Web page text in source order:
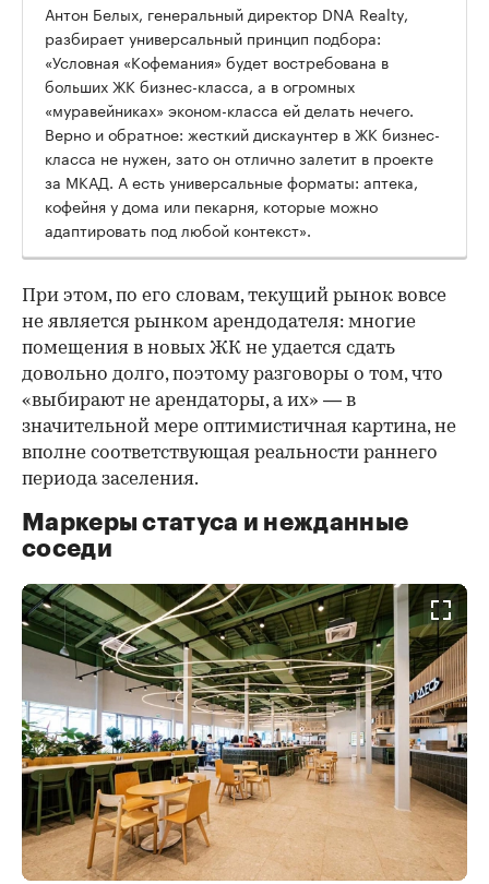
Антон Белых, генеральный директор DNA Realty,
разбирает универсальный принцип подбора:
«Условная «Кофемания» будет востребована в
больших ЖК бизнес-класса, а в огромных
«муравейниках» эконом-класса ей делать нечего.
Верно и обратное: жесткий дискаунтер в ЖК бизнес-
класса не нужен, зато он отлично залетит в проекте
за МКАД. А есть универсальные форматы: аптека,
кофейня у дома или пекарня, которые можно
адаптировать под любой контекст».
При этом, по его словам, текущий рынок вовсе
не является рынком арендодателя: многие
помещения в новых ЖК не удается сдать
довольно долго, поэтому разговоры о том, что
«выбирают не арендаторы, а их» — в
значительной мере оптимистичная картина, не
вполне соответствующая реальности раннего
периода заселения.
Маркеры статуса и нежданные
соседи